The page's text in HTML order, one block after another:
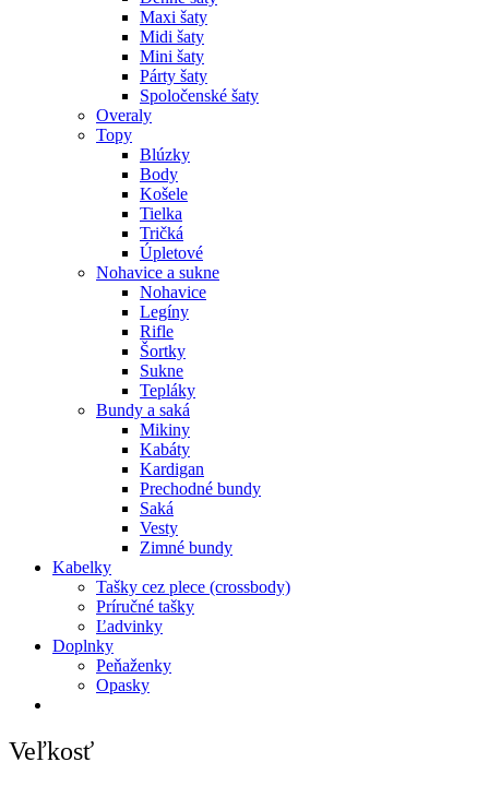
Maxi šaty
Midi šaty
Mini šaty
Párty šaty
Spoločenské šaty
Overaly
Topy
Blúzky
Body
Košele
Tielka
Tričká
Úpletové
Nohavice a sukne
Nohavice
Legíny
Rifle
Šortky
Sukne
Tepláky
Bundy a saká
Mikiny
Kabáty
Kardigan
Prechodné bundy
Saká
Vesty
Zimné bundy
Kabelky
Tašky cez plece (crossbody)
Príručné tašky
Ľadvinky
Doplnky
Peňaženky
Opasky
Veľkosť